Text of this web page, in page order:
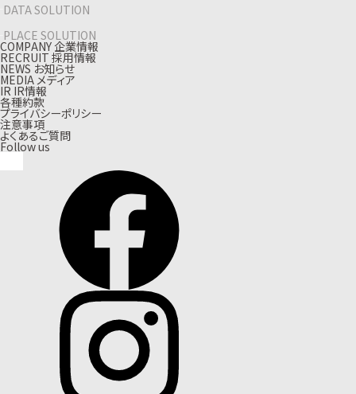
DATA SOLUTION
PLACE SOLUTION
COMPANY企業情報
RECRUIT 採用情報
NEWS お知らせ
MEDIA メディア
IR IR情報
各種約款
プライバシーポリシー
注意事項
よくあるご質問
Follow us